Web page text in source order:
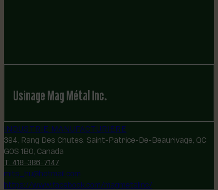
Usinage Mag Métal Inc.
INDUSTRIE MANUFACTURIÈRE
394, Rang Des Chutes, Saint-Patrice-De-Beaurivage, QC
G0S 1B0, Canada
T. 418-386-7147
mits_hu@hotmail.com
https://www.facebook.com/magmetalinc/